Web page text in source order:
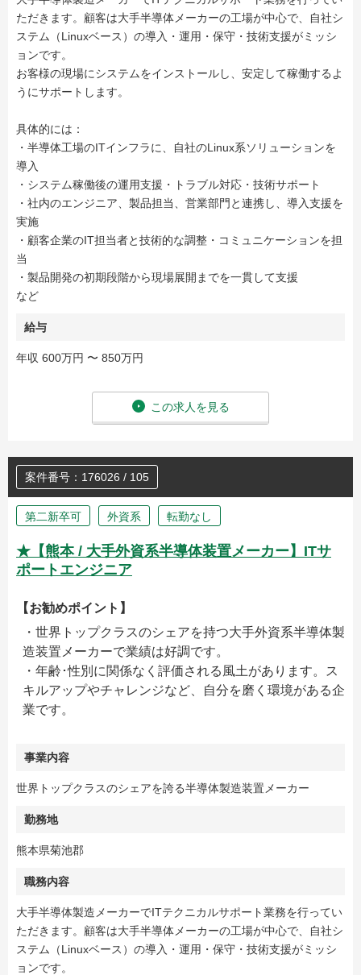
ただきます。顧客は大手半導体メーカーの工場が中心で、自社シ
ステム（Linuxベース）の導入・運用・保守・技術支援がミッシ
ョンです。
お客様の現場にシステムをインストールし、安定して稼働するよ
うにサポートします。
具体的には：
・半導体工場のITインフラに、自社のLinux系ソリューションを
導入
・システム稼働後の運用支援・トラブル対応・技術サポート
・社内のエンジニア、製品担当、営業部門と連携し、導入支援を
実施
・顧客企業のIT担当者と技術的な調整・コミュニケーションを担
当
・製品開発の初期段階から現場展開までを一貫して支援
など
給与
年収 600万円 〜 850万円
この求人を見る
案件番号：176026 / 105
第二新卒可 外資系 転勤なし
★【熊本 / 大手外資系半導体装置メーカー】ITサ
ポートエンジニア
【お勧めポイント】
・世界トップクラスのシェアを持つ大手外資系半導体製
造装置メーカーで業績は好調です。
・年齢･性別に関係なく評価される風土があります。ス
キルアップやチャレンジなど、自分を磨く環境がある企
業です。
事業内容
世界トップクラスのシェアを誇る半導体製造装置メーカー
勤務地
熊本県菊池郡
職務内容
大手半導体製造メーカーでITテクニカルサポート業務を行ってい
ただきます。顧客は大手半導体メーカーの工場が中心で、自社シ
ステム（Linuxベース）の導入・運用・保守・技術支援がミッシ
ョンです。